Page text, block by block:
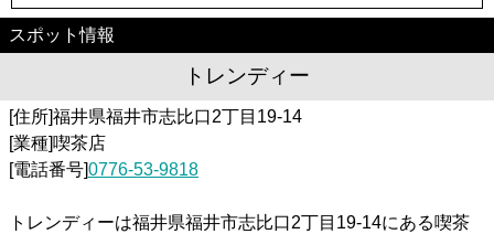
スポット情報
トレンディー
[住所]福井県福井市志比口2丁目19-14
[業種]喫茶店
[電話番号]0776-53-9818
トレンディーは福井県福井市志比口2丁目19-14にある喫茶